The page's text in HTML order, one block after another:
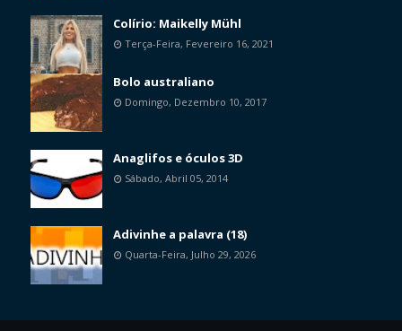
Colírio: Maikelly Mühl
Terça-Feira, Fevereiro 16, 2021
Bolo australiano
Domingo, Dezembro 10, 2017
Anaglifos e óculos 3D
Sábado, Abril 05, 2014
Adivinhe a palavra (18)
Quarta-Feira, Julho 29, 2026